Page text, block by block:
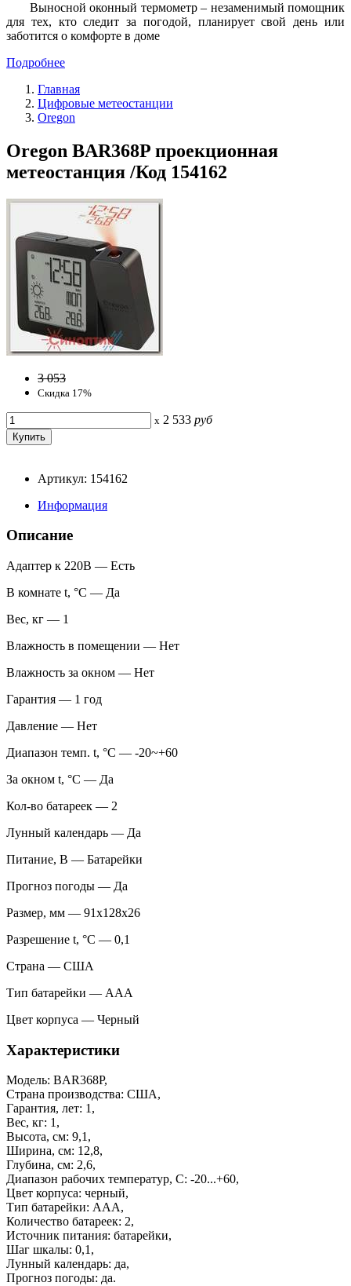
Выносной оконный термометр – незаменимый помощник
для тех, кто следит за погодой, планирует свой день или
заботится о комфорте в доме
Подробнее
Главная
Цифровые метеостанции
Oregon
Oregon BAR368P проекционная
метеостанция /Код 154162
3 053
Скидка 17%
x 2 533 руб
Артикул: 154162
Информация
Описание
Адаптер к 220В — Есть
В комнате t, °С — Да
Вес, кг — 1
Влажность в помещении — Нет
Влажность за окном — Нет
Гарантия — 1 год
Давление — Нет
Диапазон темп. t, °С — -20~+60
За окном t, °С — Да
Кол-во батареек — 2
Лунный календарь — Да
Питание, В — Батарейки
Прогноз погоды — Да
Размер, мм — 91x128x26
Разрешение t, °С — 0,1
Страна — США
Тип батарейки — AAA
Цвет корпуса — Черный
Характеристики
Модель: BAR368P,
Страна производства: США,
Гарантия, лет: 1,
Вес, кг: 1,
Высота, см: 9,1,
Ширина, см: 12,8,
Глубина, см: 2,6,
Диапазон рабочих температур, С: -20...+60,
Цвет корпуса: черный,
Тип батарейки: ААА,
Количество батареек: 2,
Источник питания: батарейки,
Шаг шкалы: 0,1,
Лунный календарь: да,
Прогноз погоды: да.